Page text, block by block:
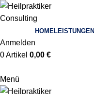
HOMELEISTUNGEN
Anmelden
0Artikel 0,00 €
Menü